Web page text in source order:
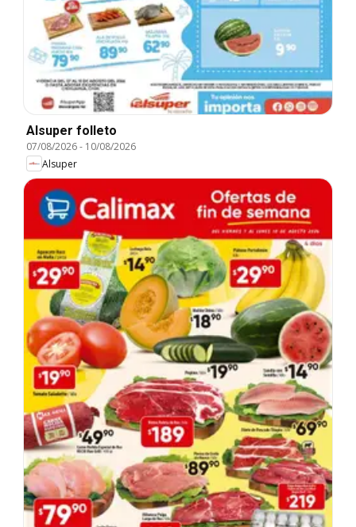
Alsuper folleto
07/08/2026- 10/08/2026
Alsuper